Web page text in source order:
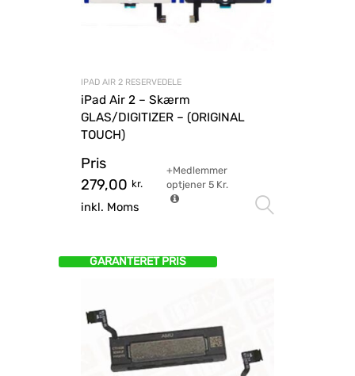
IPAD AIR 2 RESERVEDELE
iPad Air 2 – Skærm
GLAS/DIGITIZER – (ORIGINAL
TOUCH)
Pris
279,00 kr.
inkl. Moms
+Medlemmer
optjener5 Kr.
GARANTERET PRIS